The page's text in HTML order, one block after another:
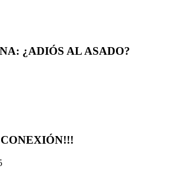
¿ADIÓS AL ASADO?